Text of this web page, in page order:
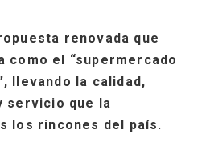
renovada que
como el “supermercado
llevando la calidad,
servicio que la
los rincones del país.